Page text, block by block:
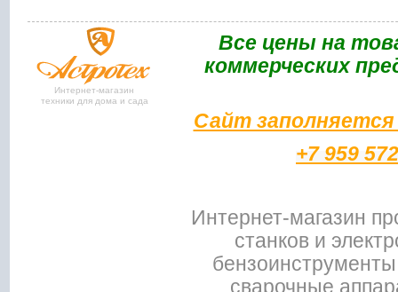
Интернет-магазин
техники для дома и сада
Bce цены на
коммерческих
Сайт
+7 959
Интернет-магазин
станков и
сварочные